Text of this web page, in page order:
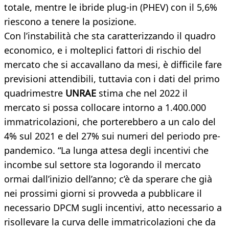
totale, mentre le ibride plug-in (PHEV) con il 5,6%
riescono a tenere la posizione.
Con l’instabilità che sta caratterizzando il quadro
economico, e i molteplici fattori di rischio del
mercato che si accavallano da mesi, è difficile fare
previsioni attendibili, tuttavia con i dati del primo
quadrimestre UNRAE stima che nel 2022 il
mercato si possa collocare intorno a 1.400.000
immatricolazioni, che porterebbero a un calo del
4% sul 2021 e del 27% sui numeri del periodo pre-
pandemico. “La lunga attesa degli incentivi che
incombe sul settore sta logorando il mercato
ormai dall’inizio dell’anno; c’è da sperare che già
nei prossimi giorni si provveda a pubblicare il
necessario DPCM sugli incentivi, atto necessario a
risollevare la curva delle immatricolazioni che da